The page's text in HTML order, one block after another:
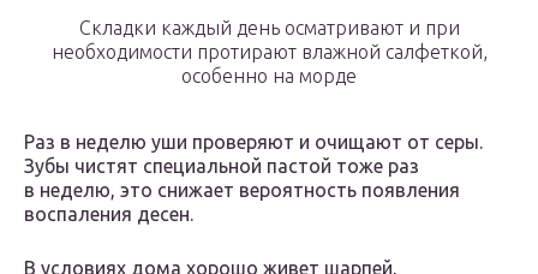
Складки каждый день осматривают и при
необходимости протирают влажной салфеткой,
особенно на морде
Раз в неделю уши проверяют и очищают от серы.
Зубы чистят специальной пастой тоже раз
в неделю, это снижает вероятность появления
воспаления десен.
В условиях дома хорошо живет шарпей,